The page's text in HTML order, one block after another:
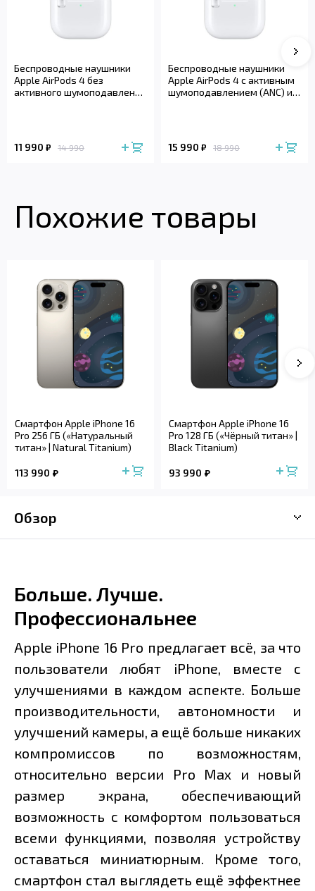
Беспроводные наушники
Apple AirPods 4 без
активного шумоподавления
11 990 ₽ 14 990
Беспроводные наушники
Apple AirPods 4 с активным
шумоподавлением (ANC) и
15 990 ₽ 18 990
Похожие товары
Смартфон Apple iPhone 16
Pro 256 ГБ («Натуральный
титан» | Natural Titanium)
113 990
Смартфон Apple iPhone 16
Pro 128 ГБ («Чёрный титан» |
Black Titanium)
93 990
Обзор
Больше. Лучше.
Профессиональнее
Apple iPhone 16 Pro предлагает всё, за что
пользователи любят iPhone, вместе с
улучшениями в каждом аспекте. Больше
производительности, автономности и
улучшений камеры, а ещё больше никаких
компромиссов по возможностям,
относительно версии Pro Max и новый
размер экрана, обеспечивающий
возможность с комфортом пользоваться
всеми функциями, позволяя устройству
оставаться миниатюрным. Кроме того,
смартфон стал выглядеть ещё эффектнее